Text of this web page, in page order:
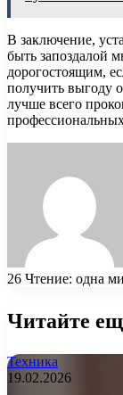
В заключение,
быть запоздалой
дорогостоящим,
получить выгоду
лучше всего
26 Чтение: одна
Читайте
Техника
19.02.2026